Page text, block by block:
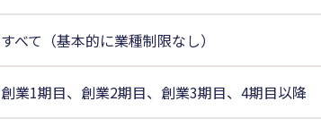
すべて（基本的に業種制限なし）
創業1期目、創業2期目、創業3期目、4期目以降